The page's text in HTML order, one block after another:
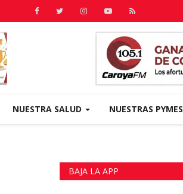
NUESTRA SALUD NUESTRAS PYMES
BAJA LA APP